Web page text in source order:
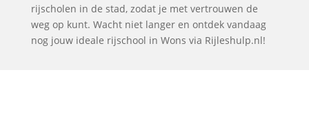
rijscholen in de stad, zodat je met vertrouwen de
weg op kunt. Wacht niet langer en ontdek vandaag
nog jouw ideale rijschool in Wons via Rijleshulp.nl!